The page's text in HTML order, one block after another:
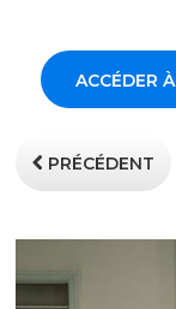
ACCÉDER
PRÉCÉDENT